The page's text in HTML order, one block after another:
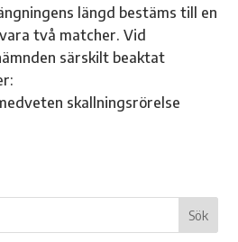
längd bestäms till en
två matcher. Vid
särskilt beaktat
skallningsrörelse